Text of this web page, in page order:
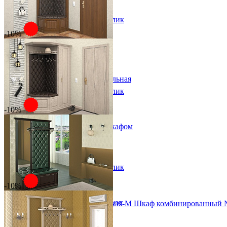
Вешалки напольные
Вешалки настенные
Газетница
Зеркала для прихожей
Ключницы
Консоли
Наборы в прихожую
Обувницы
Прихожая Вилия-М модульная
Скамьи и банкетки
Тумбы и комоды
Шкафы для прихожей
Модульная прихожая Вилия-М Шкаф
38 904 ₽
150х220х45 см
В корзину Быстро купить в 1 клик
Прихожая Милан угловая
от 110 655 ₽
от 122 950 ₽
79х239х79 см
В корзину Быстро купить в 1 клик
-10%
Прихожая Милан угловая со шкафом
от 201 015 ₽
от 223 350 ₽
133х239х83,5 см
В корзину Быстро купить в 1 клик
-10%
Модульная прихожая Милан-Дуэт
от 100 800 ₽
от 112 000 ₽
-10%